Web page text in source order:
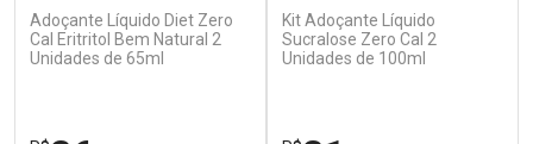
Ativar Desconto
Comprar sem Desconto
Ativar Desconto
Comprar sem Desconto
Adoçante Líquido Diet Zero
Cal Eritritol Bem Natural 2
Unidades de 65ml
Kit Adoçante Líquido
Sucralose Zero Cal 2
Unidades de 100ml